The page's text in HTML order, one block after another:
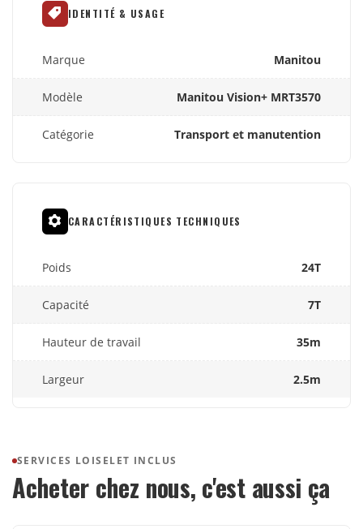
IDENTITÉ & USAGE
Marque Manitou
Modèle Manitou Vision+ MRT3570
Catégorie Transport et manutention
CARACTÉRISTIQUES TECHNIQUES
Poids 24T
Capacité 7T
Hauteur de travail 35m
Largeur 2.5m
SERVICES LOISELET INCLUS
Acheter chez nous, c'est aussi ça